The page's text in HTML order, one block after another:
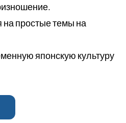
простые темы на
японскую культуру